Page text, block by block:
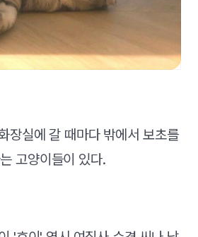
장실에 갈 때마다 밖에서 보초를
고양이들이 있다.